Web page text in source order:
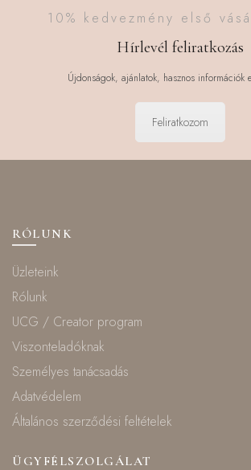
10% kedvezmény első
Hírlevél feliratkozás
Újdonságok, ajánlatok, hasznos információk
Feliratkozom
RÓLUNK
Üzleteink
Rólunk
UCG / Creator program
Viszonteladóknak
Személyes tanácsadás
Adatvédelem
Általános szerződési feltételek
ÜGYFÉLSZOLGÁLAT